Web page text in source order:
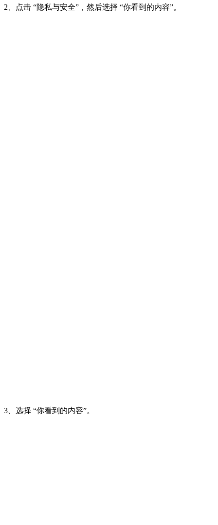
2、点击 “隐私与安全”，然后选择 “你看到的内容”。
3、选择 “你看到的内容”。